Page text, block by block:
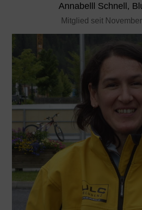
Annabelll Schnell,
Mitglied seit